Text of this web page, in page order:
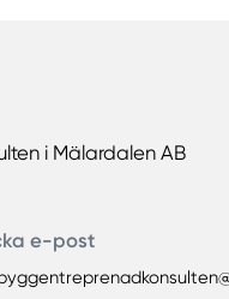
i Mälardalen AB
e-post